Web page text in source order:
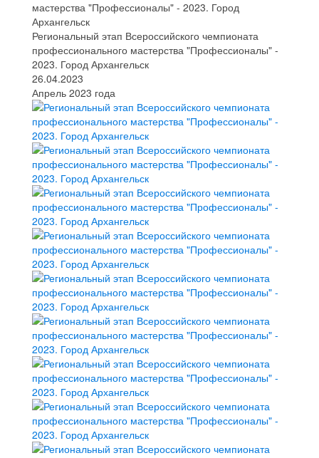
мастерства "Профессионалы" - 2023. Город
Архангельск
Региональный этап Всероссийского чемпионата
профессионального мастерства "Профессионалы" -
2023. Город Архангельск
26.04.2023
Апрель 2023 года